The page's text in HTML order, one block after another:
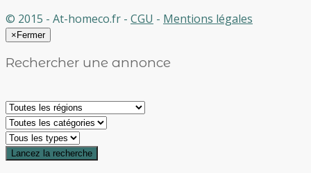
© 2015 - At-homeco.fr - CGU - Mentions légales
×Fermer
Rechercher une annonce